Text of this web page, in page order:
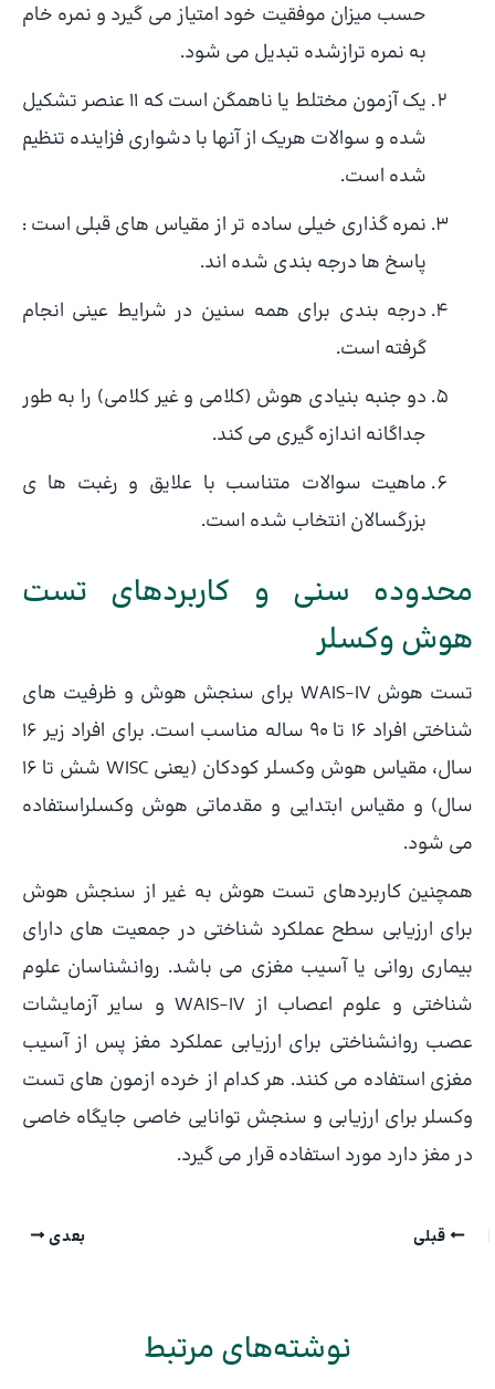
حسب میزان موفقیت خود امتیاز می گیرد و نمره خام
به نمره ترازشده تبدیل می شود.
یک آزمون مختلط یا ناهمگن است که ۱۱ عنصر تشکیل
شده و سوالات هریک از آنها با دشواری فزاینده تنظیم
شده است.
نمره گذاری خیلی ساده تر از مقیاس های قبلی است :
پاسخ ها درجه بندی شده اند.
درجه بندی برای همه سنین در شرایط عینی انجام
گرفته است.
دو جنبه بنیادی هوش (کلامی و غیر کلامی) را به طور
جداگانه اندازه گیری می کند.
ماهیت سوالات متناسب با علایق و رغبت ها ی
بزرگسالان انتخاب شده است.
محدوده سنی و کاربردهای تست
هوش وکسلر
تست هوش WAIS-IV برای سنجش هوش و ظرفیت های
شناختی افراد 16 تا 90 ساله مناسب است. برای افراد زیر 16
سال، مقیاس هوش وکسلر کودکان (یعنی WISC شش تا 16
سال) و مقیاس ابتدایی و مقدماتی هوش وکسلراستفاده
می شود.
همچنین کاربردهای تست هوش به غیر از سنجش هوش
برای ارزیابی سطح عملکرد شناختی در جمعیت های دارای
بیماری روانی یا آسیب مغزی می باشد. روانشناسان علوم
شناختی و علوم اعصاب از WAIS-IV و سایر آزمایشات
عصب روانشناختی برای ارزیابی عملکرد مغز پس از آسیب
مغزی استفاده می کنند. هر کدام از خرده ازمون های تست
وکسلر برای ارزیابی و سنجش توانایی خاصی جایگاه خاصی
در مغز دارد مورد استفاده قرار می گیرد.
قبلی بعدی
نوشته‌های مرتبط